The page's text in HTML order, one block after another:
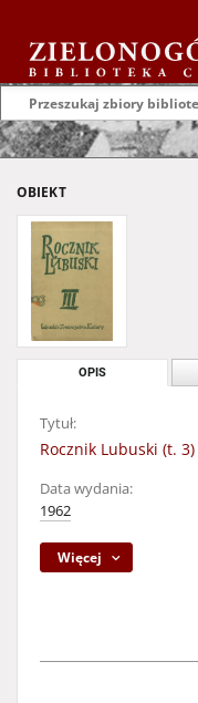
OBIEKT
OPIS
Tytuł:
Rocznik Lubuski (t. 3)
Data wydania:
1962
Więcej